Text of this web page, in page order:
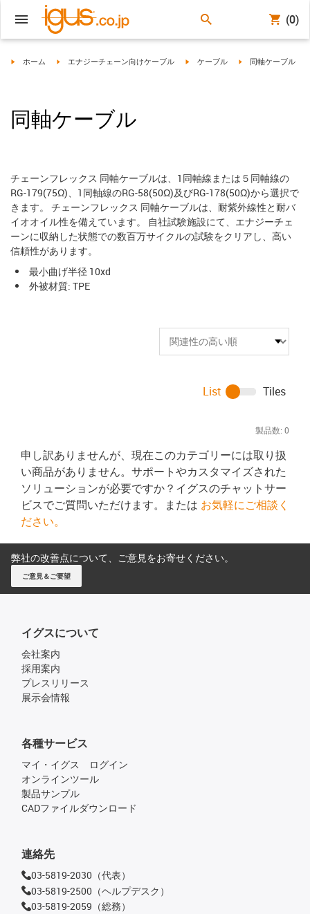
(0)
igus-icon-arrow-right
ホーム igus-icon-arrow-right
エナジーチェーン向けケーブル igus-icon-arrow-right
ケーブル igus-icon-arrow-
同軸ケーブル
同軸ケーブル
チェーンフレックス 同軸ケーブルは、1同軸線または５同軸線の
RG-179(75Ω)、1同軸線のRG-58(50Ω)及びRG-178(50Ω)から選択で
きます。 チェーンフレックス 同軸ケーブルは、耐紫外線性と耐バ
イオオイル性を備えています。 自社試験施設にて、エナジーチェ
ーンに収納した状態での数百万サイクルの試験をクリアし、高い
信頼性があります。
最小曲げ半径 10xd
外被材質: TPE
製品数: 0
List Tiles
申し訳ありませんが、現在このカテゴリーには取り扱
い商品がありません。サポートやカスタマイズされた
ソリューションが必要ですか？イグスのチャットサー
ビスでご質問いただけます。または お気軽にご相談く
ださい。
弊社の改善点について、ご意見をお寄せください。
ご意見＆ご要望
イグスについて
会社案内
採用案内
プレスリリース
展示会情報
各種サービス
マイ・イグス ログイン
オンラインツール
製品サンプル
CADファイルダウンロード
連絡先
03-5819-2030（代表）
03-5819-2500（ヘルプデスク）
03-5819-2059（総務）